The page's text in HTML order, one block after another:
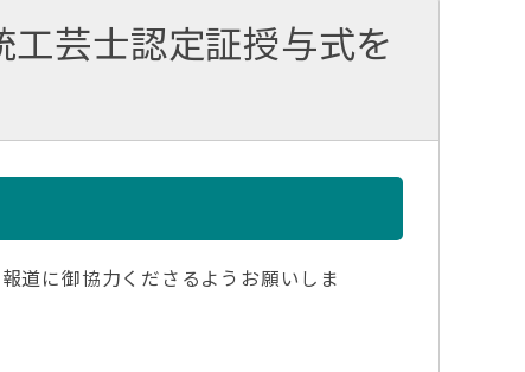
芸士認定証授与式を
道に御協力くださるようお願いしま